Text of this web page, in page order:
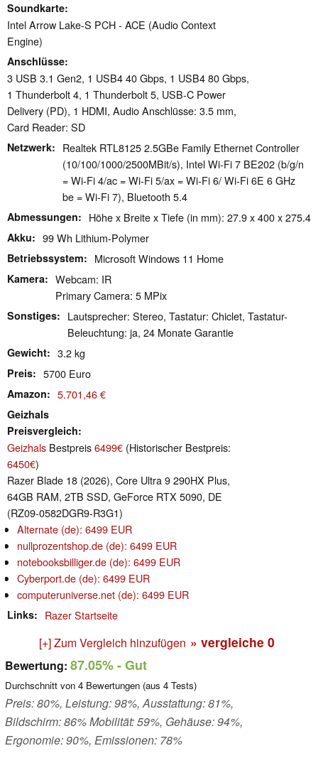
Soundkarte
Intel Arrow Lake-S PCH - ACE (Audio Context
Engine)
Anschlüsse
3 USB 3.1 Gen2, 1 USB4 40 Gbps, 1 USB4 80 Gbps,
1 Thunderbolt 4, 1 Thunderbolt 5, USB-C Power
Delivery (PD), 1 HDMI, Audio Anschlüsse: 3.5 mm,
Card Reader: SD
Netzwerk
Realtek RTL8125 2.5GBe Family Ethernet Controller
(10/100/1000/2500MBit/s), Intel Wi-Fi 7 BE202 (b/g/n
= Wi-Fi 4/ac = Wi-Fi 5/ax = Wi-Fi 6/ Wi-Fi 6E 6 GHz
be = Wi-Fi 7), Bluetooth 5.4
Abmessungen Höhe x Breite x Tiefe (in mm): 27.9 x 400 x 275.4
Akku 99 Wh Lithium-Polymer
Betriebssystem Microsoft Windows 11 Home
Kamera
Webcam: IR
Primary Camera: 5 MPix
Sonstiges
Lautsprecher: Stereo, Tastatur: Chiclet, Tastatur-
Beleuchtung: ja, 24 Monate Garantie
Gewicht 3.2 kg
Preis 5700 Euro
Amazon 5.701,46 €
Geizhals
Preisvergleich
Geizhals Bestpreis6499€ (Historischer Bestpreis:
6450€)
Razer Blade 18 (2026), Core Ultra 9 290HX Plus,
64GB RAM, 2TB SSD, GeForce RTX 5090, DE
(RZ09-0582DGR9-R3G1)
Alternate (de): 6499 EUR
nullprozentshop.de (de): 6499 EUR
notebooksbilliger.de (de): 6499 EUR
Cyberport.de (de): 6499 EUR
computeruniverse.net (de): 6499 EUR
Links Razer Startseite
[+] Zum Vergleich hinzufügen » vergleiche 0
Bewertung: 87.05%- Gut
Durchschnitt von 4 Bewertungen (aus 4 Tests)
Preis: 80%, Leistung: 98%, Ausstattung: 81%,
Bildschirm: 86% Mobilität: 59%, Gehäuse: 94%,
Ergonomie: 90%, Emissionen: 78%